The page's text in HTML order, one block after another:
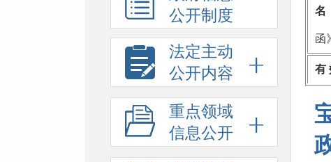
公开制度
法定主动
公开内容
重点领域
信息公开
函
有